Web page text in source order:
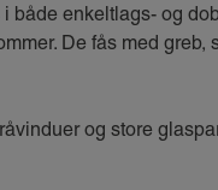
både enkeltlags- og
De fås med
og store